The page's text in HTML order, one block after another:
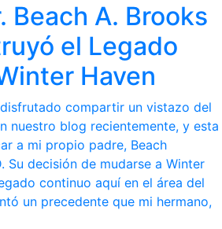
Beach A. Brooks
el Legado
Haven
compartir un vistazo del
nuestro blog recientemente, y esta
a mi propio padre, Beach
Su decisión de mudarse a Winter
continuo aquí en el área del
un precedente que mi hermano,